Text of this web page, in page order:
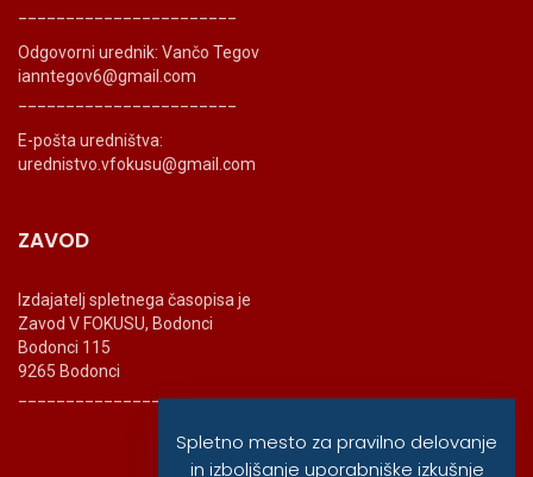
Odgovorni urednik: Vančo Tegov
ianntegov6@gmail.com
E-pošta uredništva:
urednistvo.vfokusu@gmail.com
ZAVOD
Izdajatelj spletnega časopisa je
Zavod V FOKUSU, Bodonci
Bodonci 115
9265 Bodonci
_______________________
Spletno mesto za pravilno delovanje
in izboljšanje uporabniške izkušnje